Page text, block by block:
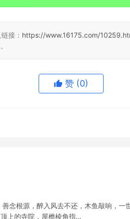
接： https://www.16175.com/
赞 (0)
念根源，醉入风去不还，木鱼敲响，
上的寺院，屋檐棱角指…